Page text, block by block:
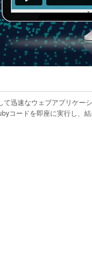
迅速なウェブアプリケー
コードを即座に実行し、